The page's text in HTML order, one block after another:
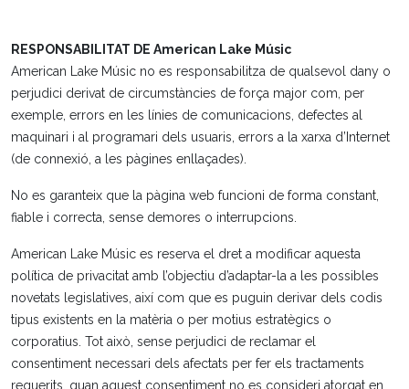
RESPONSABILITAT DE American Lake Músic
American Lake Músic no es responsabilitza de qualsevol dany o
perjudici derivat de circumstàncies de força major com, per
exemple, errors en les línies de comunicacions, defectes al
maquinari i al programari dels usuaris, errors a la xarxa d’Internet
(de connexió, a les pàgines enllaçades).
No es garanteix que la pàgina web funcioni de forma constant,
fiable i correcta, sense demores o interrupcions.
American Lake Músic es reserva el dret a modificar aquesta
política de privacitat amb l’objectiu d’adaptar-la a les possibles
novetats legislatives, així com que es puguin derivar dels codis
tipus existents en la matèria o per motius estratègics o
corporatius. Tot això, sense perjudici de reclamar el
consentiment necessari dels afectats per fer els tractaments
requerits, quan aquest consentiment no es consideri atorgat en